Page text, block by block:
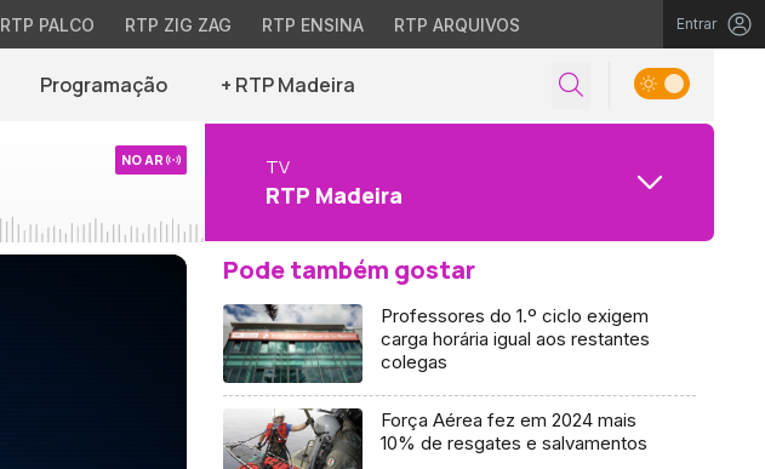
RTP PALCO RTP ZIG ZAG RTP ENSINA RTP ARQUIVOS Entrar
Programação + RTP Madeira
NO AR TV
RTP Madeira
Pode também gostar
Professores do 1.º ciclo exigem
carga horária igual aos restantes
colegas
Força Aérea fez em 2024 mais
10% de resgates e salvamentos